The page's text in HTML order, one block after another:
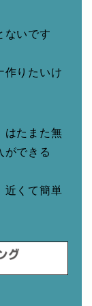
ないです
作りたいけ
はたまた無
ができる
近くて簡単